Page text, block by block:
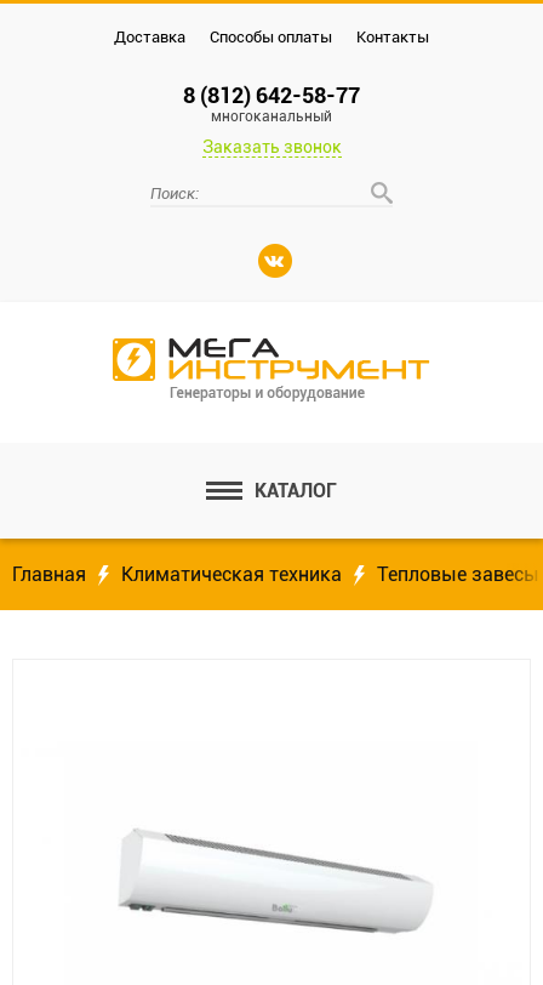
Доставка Способы оплаты Контакты
8 (812) 642-58-77
многоканальный
Заказать звонок
КАТАЛОГ
Главная Климатическая техника Тепловые завесы